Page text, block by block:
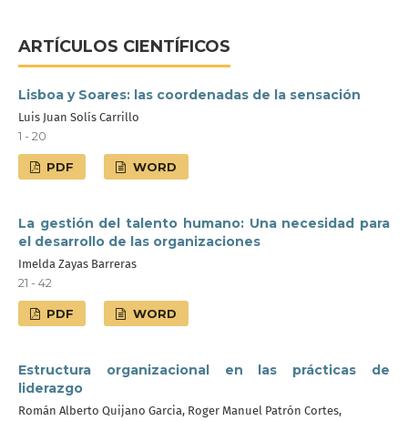
ARTÍCULOS CIENTÍFICOS
Lisboa y Soares: las coordenadas de la sensación
Luis Juan Solís Carrillo
1 - 20
PDF WORD
La gestión del talento humano: Una necesidad para
el desarrollo de las organizaciones
Imelda Zayas Barreras
21 - 42
PDF WORD
Estructura organizacional en las prácticas de
liderazgo
Román Alberto Quijano Garcia, Roger Manuel Patrón Cortes,